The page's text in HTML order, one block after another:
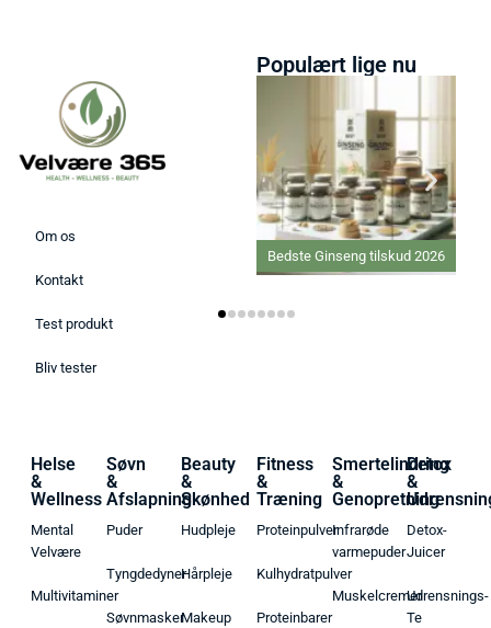
Om os
Kontakt
Test produkt
Bliv tester
Populært lige nu
Bedste elektriske
Varmepude 2026
Helse
&
Wellness
Mental
Velvære
Multivitaminer
Søvn
&
Afslapning
Puder
Tyngdedyner
Søvnmasker
Beauty
&
Skønhed
Hudpleje
Hårpleje
Makeup
Fitness
&
Træning
Proteinpulver
Kulhydratpulver
Proteinbarer
Smertelindring
&
Genopretning
Infrarøde
varmepuder
Muskelcremer
Detox
&
Detox-
Juicer
Udrensnings-
Te